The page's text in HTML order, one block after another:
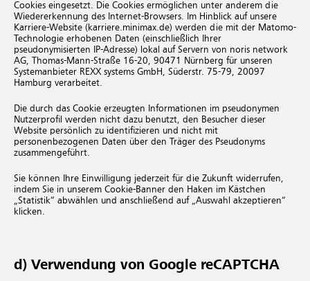
Cookies eingesetzt. Die Cookies ermöglichen unter anderem die
Wiedererkennung des Internet-Browsers. Im Hinblick auf unsere
Karriere-Website (karriere.minimax.de) werden die mit der Matomo-
Technologie erhobenen Daten (einschließlich Ihrer
pseudonymisierten IP-Adresse) lokal auf Servern von noris network
AG, Thomas-Mann-Straße 16-20, 90471 Nürnberg für unseren
Systemanbieter REXX systems GmbH, Süderstr. 75-79, 20097
Hamburg verarbeitet.
Die durch das Cookie erzeugten Informationen im pseudonymen
Nutzerprofil werden nicht dazu benutzt, den Besucher dieser
Website persönlich zu identifizieren und nicht mit
personenbezogenen Daten über den Träger des Pseudonyms
zusammengeführt.
Sie können Ihre Einwilligung jederzeit für die Zukunft widerrufen,
indem Sie in unserem Cookie-Banner den Haken im Kästchen
„Statistik“ abwählen und anschließend auf „Auswahl akzeptieren“
klicken.
d) Verwendung von Google reCAPTCHA